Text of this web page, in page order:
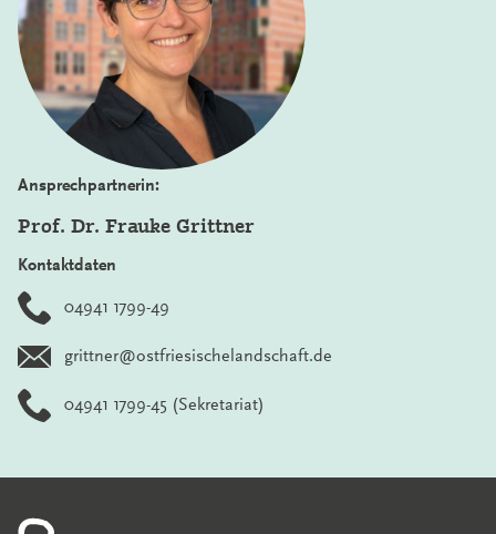
Ansprechpartnerin:
Prof. Dr. Frauke Grittner
Kontaktdaten
04941 1799-49
grittner@ostfriesischelandschaft.de
04941 1799-45 (Sekretariat)